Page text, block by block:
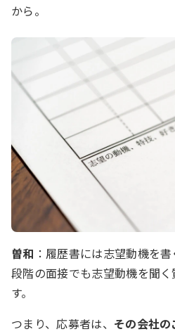
から。
曽和 ：履歴書には志望動機を
段階の面接でも志望動機を聞
す。
つまり、応募者は、 その会社